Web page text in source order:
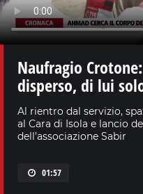
Naufragio
disperso, di lui
Al rientro dal servizio,
al Cara di Isola e lancio
dell’associazione Sabir
01:57